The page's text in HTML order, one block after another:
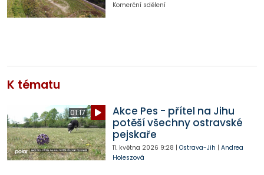
Komerční sdělení
K tématu
01:17
Akce Pes - přítel na Jihu
potěší všechny ostravské
pejskaře
11. května 2026 9:28 | Ostrava-Jih | Andrea
Holeszová